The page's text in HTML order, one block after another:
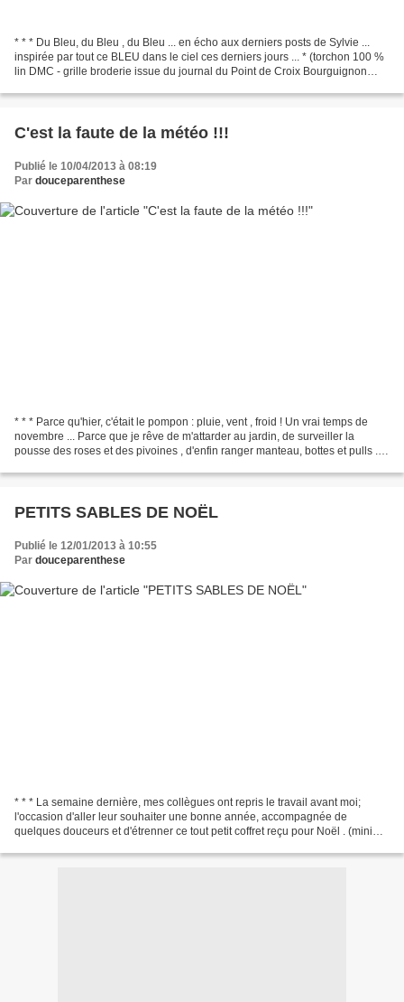
* * * Du Bleu, du Bleu , du Bleu ... en écho aux derniers posts de Sylvie ...
inspirée par tout ce BLEU dans le ciel ces derniers jours ... * (torchon 100 %
lin DMC - grille broderie issue du journal du Point de Croix Bourguignon
C'est la faute de la météo !!!
Publié le 10/04/2013 à 08:19
Par douceparenthese
* * * Parce qu'hier, c'était le pompon : pluie, vent , froid ! Un vrai temps de
novembre ... Parce que je rêve de m'attarder au jardin, de surveiller la
pousse des roses et des pivoines , d'enfin ranger manteau, bottes et pulls .
PETITS SABLES DE NOËL
Publié le 12/01/2013 à 10:55
Par douceparenthese
* * * La semaine dernière, mes collègues ont repris le travail avant moi;
l'occasion d'aller leur souhaiter une bonne année, accompagnée de
quelques douceurs et d'étrenner ce tout petit coffret reçu pour Noël . (mini